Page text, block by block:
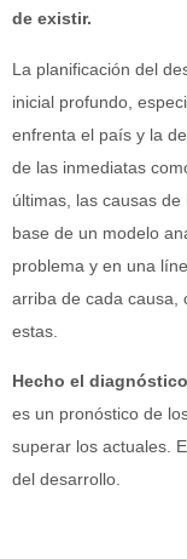
de existir.
La planificación del
inicial profundo,
enfrenta el país y la
de las inmediatas
últimas, las causas
base de un modelo
problema y en una
arriba de cada causa,
estas.
Hecho el
es un pronóstico de
superar los actuales.
del desarrollo.